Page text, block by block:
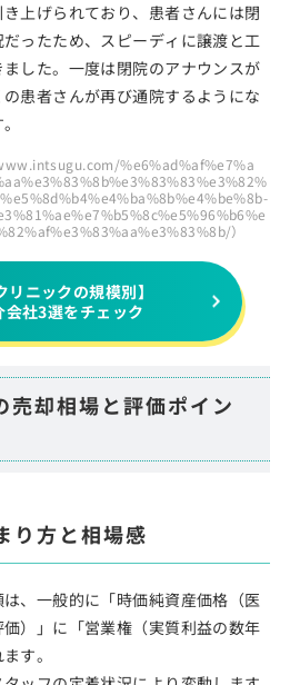
上げられており、患者さんには閉
ったため、スピーディに譲渡と工
した。一度は閉院のアナウンスが
患者さんが再び通院するようにな
%e6%ad%af%e7%a
）
リニックの規模別】
会社3選をチェック
売却相場と評価ポイン
り方と相場感
、一般的に「時価純資産価格（医
）」に「営業権（実質利益の数年
す。